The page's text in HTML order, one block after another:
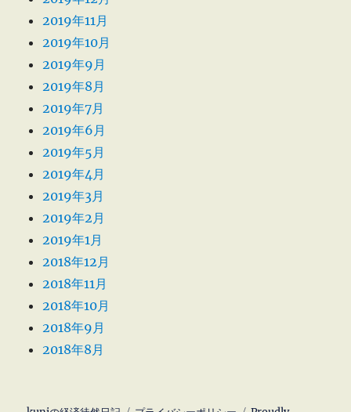
2019年11月
2019年10月
2019年9月
2019年8月
2019年7月
2019年6月
2019年5月
2019年4月
2019年3月
2019年2月
2019年1月
2018年12月
2018年11月
2018年10月
2018年9月
2018年8月